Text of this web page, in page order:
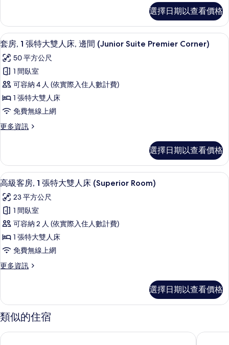
人
床
(Junior
Suite
Premier)
的
所
有
片
1
張
特
雙
人
(Junior
Suite
Premier)
的
詳
選擇日期以查看價格
顯
示
套
房,
1
張
特
大
人
床,
邊
間
(Junior
Suite
Premier
Corner)
的
所
相
片
義大利 Frette 床單、高級寢具、羽絨
11
套房, 1 張特大雙人床, 邊間 (Junior Suite Premier Corner)
50 平方公尺
1 間臥室
可容納 4 人 (依實際入住人數計費)
1 張特大雙人床
免費無線上網
更多資訊
更
1
張
特
雙
人
邊
間
(Junior
Suite
Premier
情
選擇日期以查看價格
顯
示
高
級
客
房,
張
大
雙
人
床
義大利 Frette 床單、高級寢具、羽絨
10
高級客房, 1 張特大雙人床 (Superior Room)
23 平方公尺
1 間臥室
可容納 2 人 (依實際入住人數計費)
1 張特大雙人床
免費無線上網
更多資訊
更
客
房,
1
特
選擇日期以查看價格
類似的住宿
軍事廣場飯店 舊港杜